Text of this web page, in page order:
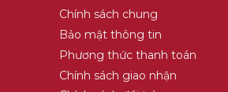
Chính sách chung
Bảo mật thông tin
Phương thức thanh toán
Chính sách giao nhận